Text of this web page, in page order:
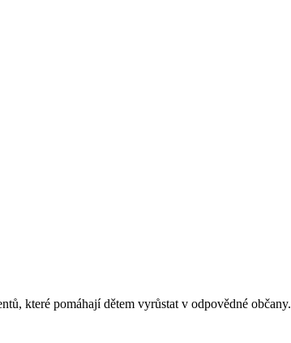
které pomáhají dětem vyrůstat v odpovědné občany.